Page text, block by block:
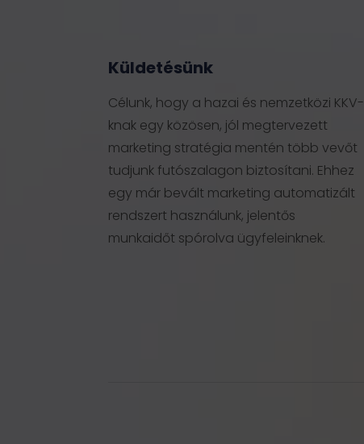
Küldetésünk
Célunk, hogy a hazai és nemzetközi KKV-
knak egy közösen, jól megtervezett
marketing stratégia mentén több vevőt
tudjunk futószalagon biztosítani. Ehhez
egy már bevált marketing automatizált
rendszert használunk, jelentős
munkaidőt spórolva ügyfeleinknek.